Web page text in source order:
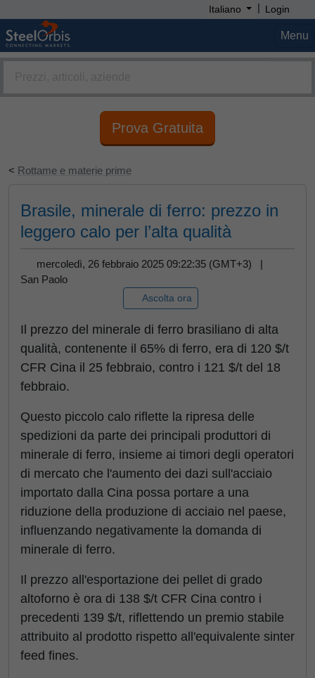
Italiano | Login
Menu
Prova Gratuita
< Rottame e materie prime
Brasile, minerale di ferro: prezzo in
leggero calo per l’alta qualità
mercoledì, 26 febbraio 2025 09:22:35 (GMT+3) |
San Paolo
Ascolta ora
Il prezzo del minerale di ferro brasiliano di alta
qualità, contenente il 65% di ferro, era di 120 $/t
CFR Cina il 25 febbraio, contro i 121 $/t del 18
febbraio.
Questo piccolo calo riflette la ripresa delle
spedizioni da parte dei principali produttori di
minerale di ferro, insieme ai timori degli operatori
di mercato che l'aumento dei dazi sull'acciaio
importato dalla Cina possa portare a una
riduzione della produzione di acciaio nel paese,
influenzando negativamente la domanda di
minerale di ferro.
Il prezzo all'esportazione dei pellet di grado
altoforno è ora di 138 $/t CFR Cina contro i
precedenti 139 $/t, riflettendo un premio stabile
attribuito al prodotto rispetto all'equivalente sinter
feed fines.